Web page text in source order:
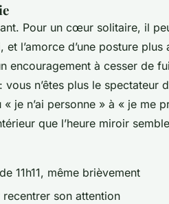
Pour un cœur solitaire, il
l’amorce d’une posture plus
encouragement à cesser de
n’êtes plus le spectateur
je n’ai personne » à « je me
que l’heure miroir
11h11, même brièvement
recentrer son attention